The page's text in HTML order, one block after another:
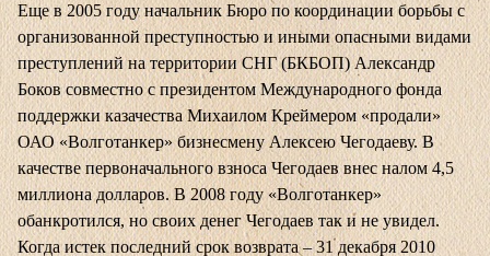
Еще в 2005 году начальник Бюро по координации борьбы с
организованной преступностью и иными опасными видами
преступлений на территории СНГ (БКБОП) Александр
Боков совместно с президентом Международного фонда
поддержки казачества Михаилом Креймером «продали»
ОАО «Волготанкер» бизнесмену Алексею Чегодаеву. В
качестве первоначального взноса Чегодаев внес налом 4,5
миллиона долларов. В 2008 году «Волготанкер»
обанкротился, но своих денег Чегодаев так и не увидел.
Когда истек последний срок возврата – 31 декабря 2010